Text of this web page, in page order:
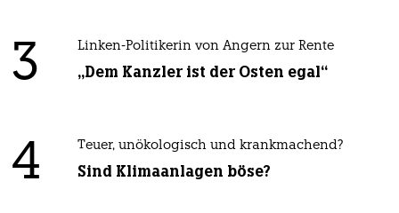
3 Linken-Politikerin von Angern zur Rente
„Dem Kanzler ist der Osten egal“
4 Teuer, unökologisch und krankmachend?
Sind Klimaanlagen böse?